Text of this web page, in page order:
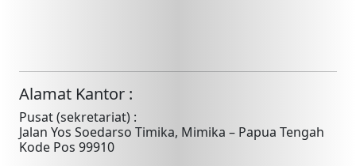
Alamat Kantor :
Pusat (sekretariat) :
Jalan Yos Soedarso Timika, Mimika – Papua Tengah
Kode Pos 99910